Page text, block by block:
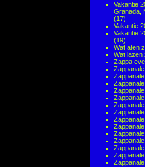
Vakantie
Granada,
(17)
Vakantie
Vakantie
(19)
Wat aten
Wat lazen
Zappa
Zappanale
Zappanale